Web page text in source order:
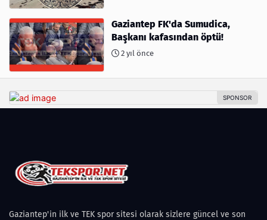
Gaziantep FK'da Sumudica,
Başkanı kafasından öptü!
2 yıl önce
Gaziantep'in ilk ve TEK spor sitesi olarak sizlere güncel ve son